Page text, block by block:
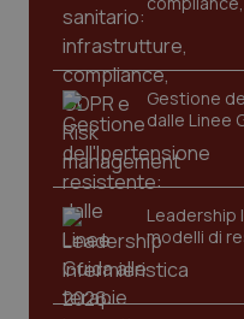
Gestione
dalle Linee
Leadership
modelli di
protette del sito. Il
funzionare
Nome